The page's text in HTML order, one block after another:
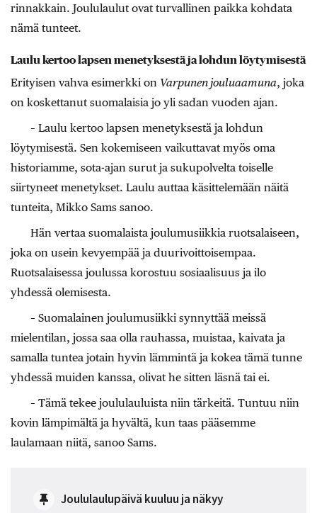
rinnakkain. Joululaulut ovat turvallinen paikka kohdata
nämä tunteet.
Laulu kertoo lapsen menetyksestä ja lohdun löytymisestä
Erityisen vahva esimerkki on Varpunen jouluaamuna, joka
on koskettanut suomalaisia jo yli sadan vuoden ajan.
– Laulu kertoo lapsen menetyksestä ja lohdun
löytymisestä. Sen kokemiseen vaikuttavat myös oma
historiamme, sota-ajan surut ja sukupolvelta toiselle
siirtyneet menetykset. Laulu auttaa käsittelemään näitä
tunteita, Mikko Sams sanoo.
Hän vertaa suomalaista joulumusiikkia ruotsalaiseen,
joka on usein kevyempää ja duurivoittoisempaa.
Ruotsalaisessa joulussa korostuu sosiaalisuus ja ilo
yhdessä olemisesta.
– Suomalainen joulumusiikki synnyttää meissä
mielentilan, jossa saa olla rauhassa, muistaa, kaivata ja
samalla tuntea jotain hyvin lämmintä ja kokea tämä tunne
yhdessä muiden kanssa, olivat he sitten läsnä tai ei.
– Tämä tekee joululauluista niin tärkeitä. Tuntuu niin
kovin lämpimältä ja hyvältä, kun taas pääsemme
laulamaan niitä, sanoo Sams.
Joululaulupäivä kuuluu ja näkyy